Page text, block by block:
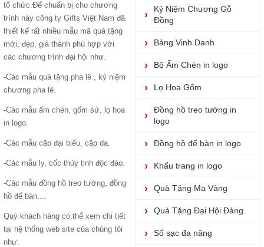
tổ chức.Để chuẩn bị cho chương
trình này công ty Gifts Việt Nam đã
thiết kế rất nhiều mẫu mã quà tặng
mới, đẹp, giá thành phù hợp với
các chương trình đại hội như.
-Các mẫu quà tặng pha lê , kỷ niệm
chương pha lê.
-Các mẫu ấm chén, gốm sứ, lọ hoa
in logo.
-Các mẫu cặp đại biểu, cặp da.
-Các mẫu ly, cốc thủy tinh độc đáo.
-Các mẫu đồng hồ treo tường, đồng
hồ để bàn....
Quý khách hàng có thể xem chi tiết
tại hệ thống web site của chúng tôi
như:
Kỷ Niệm Chương Gỗ
Đồng
Bảng Vinh Danh
Bộ Ấm Chén in logo
Lọ Hoa Gốm
Đồng hồ treo tường in
logo
Đồng hồ để bàn in logo
Khẩu trang in logo
Quà Tặng Mạ Vàng
Quà Tặng Đại Hội Đảng
Sổ sạc đa năng